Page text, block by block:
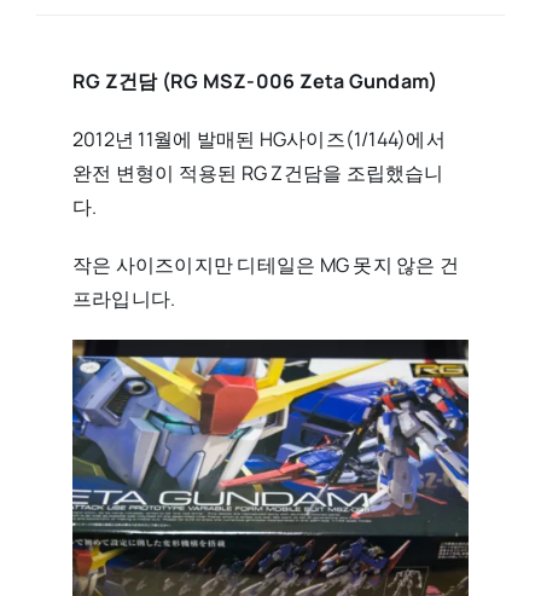
RG Z건담 (RG MSZ-006 Zeta Gundam)
2012년 11월에 발매된 HG사이즈(1/144)에서
완전 변형이 적용된 RG Z건담을 조립했습니
다.
작은 사이즈이지만 디테일은 MG 못지 않은 건
프라입니다.